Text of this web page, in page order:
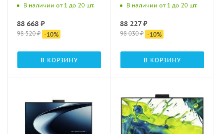
{WQHD Ultra 5
Arc Graphics//noOS +
Wireless KB+M}
В наличии от 1 до 20 шт.
88 668 ₽
98 520₽ -10%
В КОРЗИНУ
1920*1080 / H610 / i5-
1*16Gb 3200 / SSD M.2
512Gb PCIe / K+M / no OS
/Реестр М
В наличии от 1 до 20 шт.
88 227₽
98 030₽ -10%
В КОРЗИНУ